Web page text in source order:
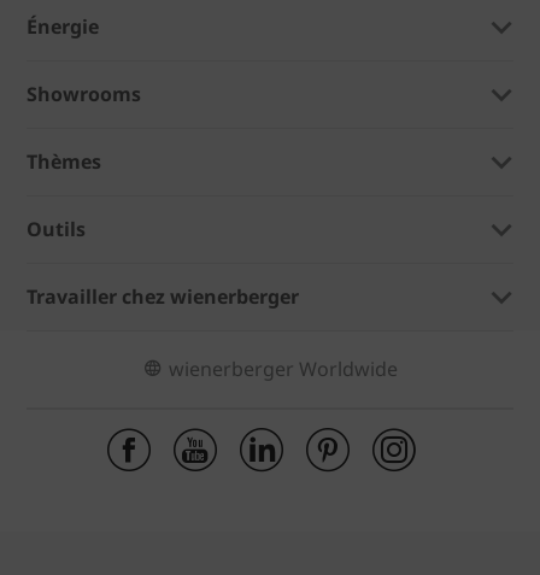
Énergie
Showrooms
Thèmes
Outils
Travailler chez wienerberger
wienerberger Worldwide